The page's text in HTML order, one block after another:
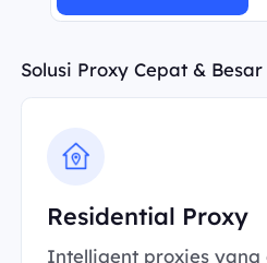
Solusi Proxy Cepat & Besar
Residential Proxy
Intelligent proxies